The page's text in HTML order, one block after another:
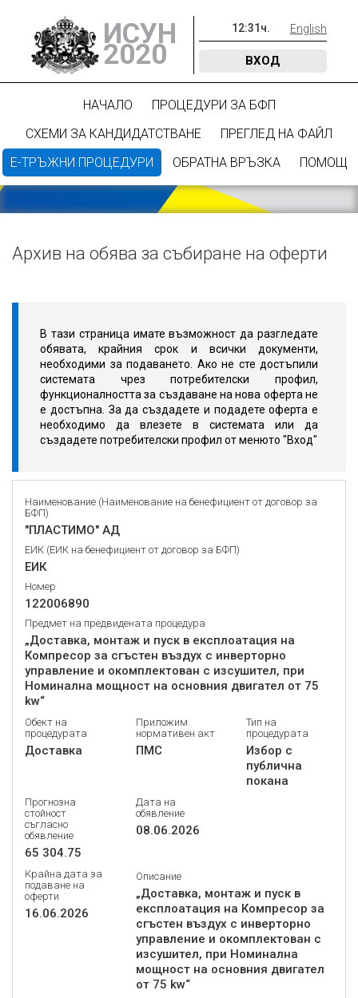
ИСУН
2020
12:31 ч. English
ВХОД
НАЧАЛО
ПРОЦЕДУРИ ЗА БФП
СХЕМИ ЗА КАНДИДАТСТВАНЕ
ПРЕГЛЕД НА ФАЙЛ
Е-ТРЪЖНИ ПРОЦЕДУРИ
ОБРАТНА ВРЪЗКА ПОМОЩ
Архив на обява за събиране на оферти
В тази страница имате възможност да разгледате
обявата, крайния срок и всички документи,
необходими за подаването. Ако не сте достъпили
системата чрез потребителски профил,
функционалността за създаване на нова оферта не
е достъпна. За да създадете и подадете оферта е
необходимо да влезете в системата или да
създадете потребителски профил от менюто "Вход"
Наименование (Наименование на бенефициент от договор за
БФП)
"ПЛАСТИМО" АД
ЕИК (ЕИК на бенефициент от договор за БФП)
ЕИК
Номер
122006890
Предмет на предвидената процедура
„Доставка, монтаж и пуск в експлоатация на
Компресор за сгъстен въздух с инверторно
управление и окомплектован с изсушител, при
Номинална мощност на основния двигател от 75
kw“
Обект на
процедурата
Доставка
Приложим
нормативен акт
ПМС
Тип на
процедурата
Избор с
публична
покана
Прогнозна
стойност
съгласно
обявление
65 304.75
Дата на
обявление
08.06.2026
Крайна дата за
подаване на
оферти
16.06.2026
Описание
„Доставка, монтаж и пуск в
експлоатация на Компресор за
сгъстен въздух с инверторно
управление и окомплектован с
изсушител, при Номинална
мощност на основния двигател
от 75 kw“